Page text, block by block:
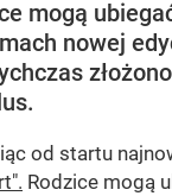
mogą
nowej
od startu
Rodzice mogą